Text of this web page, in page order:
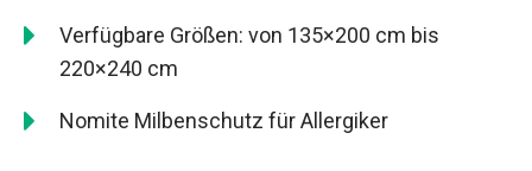
Verfügbare Größen: von 135×200 cm bis
220×240 cm
Nomite Milbenschutz für Allergiker